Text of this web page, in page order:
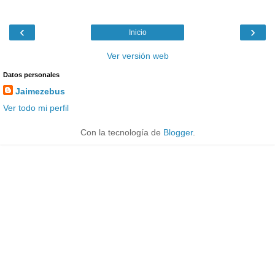
‹ ›
Inicio
Ver versión web
Datos personales
Jaimezebus
Ver todo mi perfil
Con la tecnología de Blogger.